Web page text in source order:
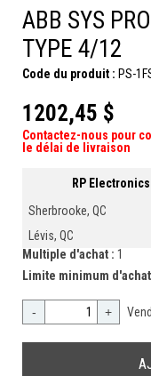
ABB SYS
TYPE 4/12
Code du produit : PS-
1202,45 $
Contactez-nous pour
le délai de livraison
RP Electronics
Sherbrooke, QC
Lévis, QC
Multiple d'achat : 1
Limite minimum
- +